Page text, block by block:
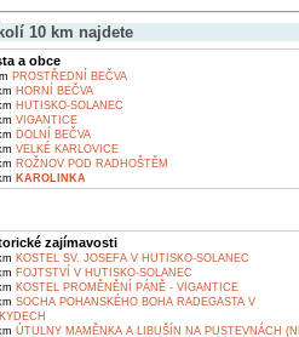
10 km najdete
a obce
PROSTŘEDNÍ BEČVA
HORNÍ BEČVA
HUTISKO-SOLANEC
VIGANTICE
DOLNÍ BEČVA
VELKÉ KARLOVICE
ROŽNOV POD RADHOŠTĚM
KAROLINKA
zajímavosti
KOSTEL SV. JOSEFA V HUTISKO-SOLANEC
FOJTSTVÍ V HUTISKO-SOLANEC
KOSTEL PROMĚNĚNÍ PÁNĚ - VIGANTICE
SOCHA POHANSKÉHO BOHA RADEGASTA V
ÚTULNY MAMĚNKA A LIBUŠÍN NA PUSTEVNÁCH